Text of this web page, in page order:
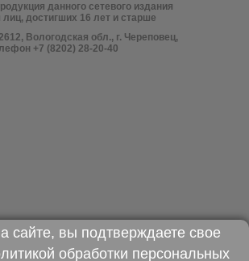
данного сетевого издания
достигших 16 лет и старше
Вологодская обл., г. Череповец,
+7 (8202) 28-20-40
сайте, вы подтверждаете свое
обработки персональных